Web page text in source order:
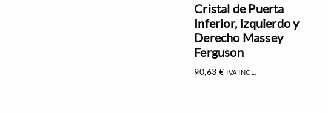
Cristal de Puerta
Inferior, Izquierdo y
Derecho Massey
Ferguson
90,63€ IVA INCL.